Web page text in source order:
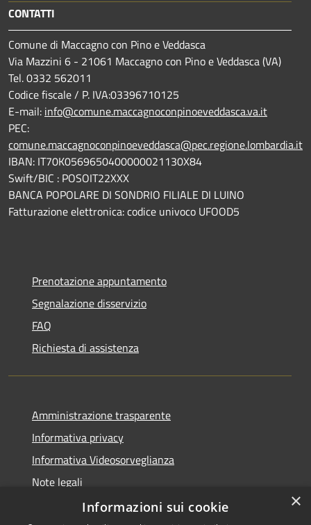
CONTATTI
Comune di Maccagno con Pino e Veddasca
Via Mazzini 6 - 21061 Maccagno con Pino e Veddasca (VA)
Tel. 0332 562011
Codice fiscale / P. IVA:03396710125
E-mail: info@comune.maccagnoconpinoeveddasca.va.it
PEC:
comune.maccagnoconpinoeveddasca@pec.regione.lombardia.it
IBAN: IT70K0569650400000021130X84
Swift/BIC : POSOIT22XXX
BANCA POPOLARE DI SONDRIO FILIALE DI LUINO
Fatturazione elettronica: codice univoco UFOOD5
Prenotazione appuntamento
Segnalazione disservizio
FAQ
Richiesta di assistenza
Amministrazione trasparente
Informativa privacy
Informativa Videosorveglianza
Note legali
Dichiarazione di accessibilità
×
Informazioni sui cookie